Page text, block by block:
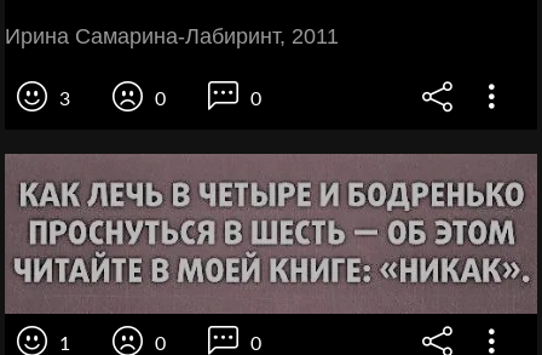
Ирина Самарина-Лабиринт, 2011
3 0 0
1 0 0